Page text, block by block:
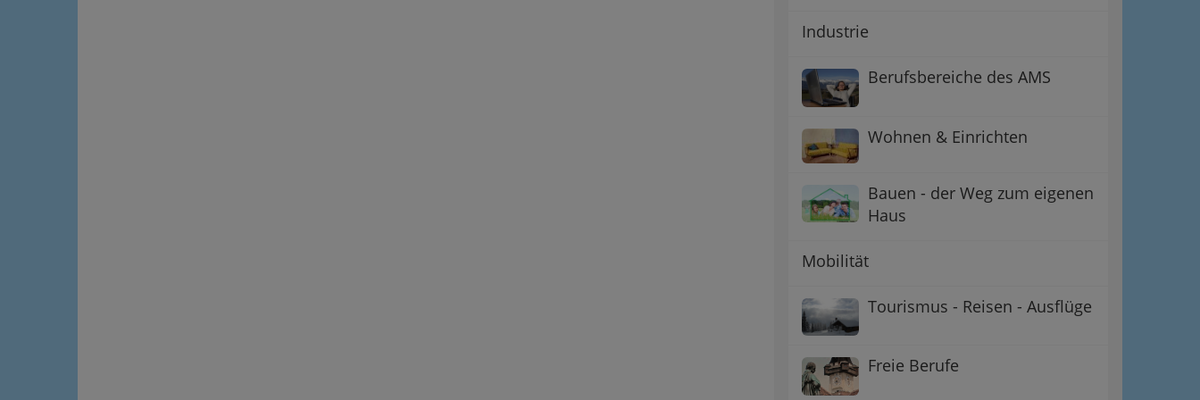
Industrie
Berufsbereiche des AMS
Wohnen & Einrichten
Bauen - der Weg zum eigenen
Haus
Mobilität
Tourismus - Reisen - Ausflüge
Freie Berufe